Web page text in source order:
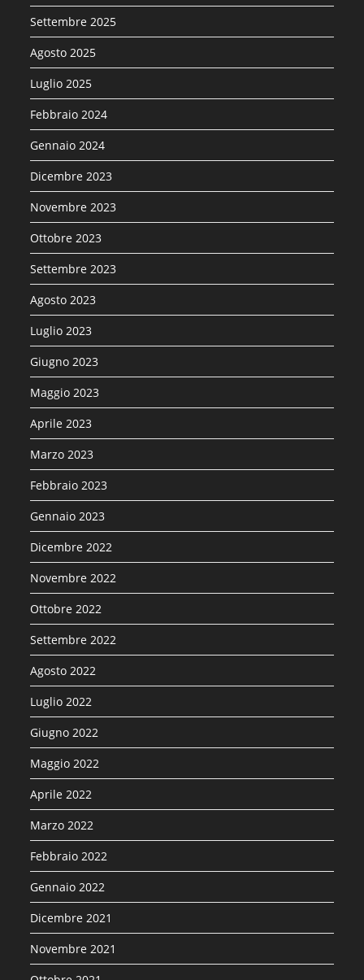
Settembre 2025
Agosto 2025
Luglio 2025
Febbraio 2024
Gennaio 2024
Dicembre 2023
Novembre 2023
Ottobre 2023
Settembre 2023
Agosto 2023
Luglio 2023
Giugno 2023
Maggio 2023
Aprile 2023
Marzo 2023
Febbraio 2023
Gennaio 2023
Dicembre 2022
Novembre 2022
Ottobre 2022
Settembre 2022
Agosto 2022
Luglio 2022
Giugno 2022
Maggio 2022
Aprile 2022
Marzo 2022
Febbraio 2022
Gennaio 2022
Dicembre 2021
Novembre 2021